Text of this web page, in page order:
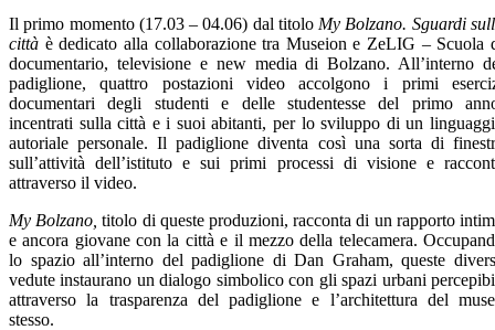
Il primo momento (17.03 – 04.06) dal titolo My Bolzano. Sguardi
città è dedicato alla collaborazione tra Museion e ZeLIG – Scuola
documentario, televisione e new media di Bolzano. All’interno
padiglione, quattro postazioni video accolgono i primi
documentari degli studenti e delle studentesse del primo
incentrati sulla città e i suoi abitanti, per lo sviluppo di un
autoriale personale. Il padiglione diventa così una sorta di
sull’attività dell’istituto e sui primi processi di visione e
attraverso il video.
My Bolzano,titolo di queste produzioni, racconta di un rapporto
e ancora giovane con la città e il mezzo della telecamera.
lo spazio all’interno del padiglione di Dan Graham, queste
vedute instaurano un dialogo simbolico con gli spazi urbani
attraverso la trasparenza del padiglione e l’architettura del
stesso.